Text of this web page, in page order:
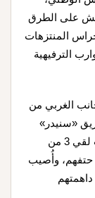
على الطرق
المنتزهات
الترفيهية
الغربي من
نحو 65% من حريق «سنيدر»
المشتعل على الحدود بين كولورادو ويوتا، حيث لقي 3 من
حتفهم، وأُصيب